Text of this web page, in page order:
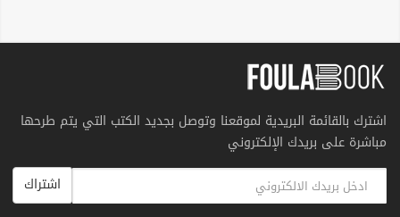
اشترك بالقائمة البريدية لموقعنا وتوصل بجديد الكتب التي يتم طرحها
مباشرة على بريدك الإلكتروني
اشتراك